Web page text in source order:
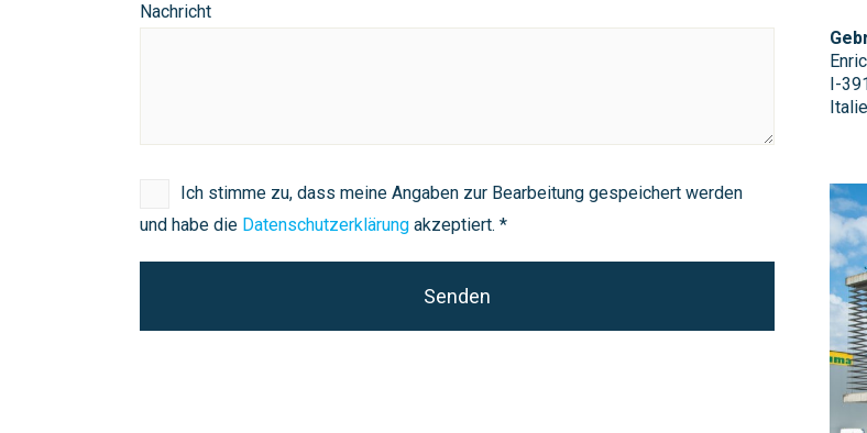
Nachricht
Ich stimme zu, dass meine Angaben zur Bearbeitung gespeichert werden
und habe die Datenschutzerklärung akzeptiert. *
I-